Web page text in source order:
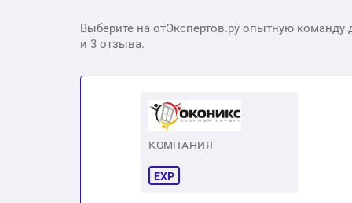
Выберите на отЭкспертов.ру опытную команду
и 3 отзыва.
КОМПАНИЯ
EXP